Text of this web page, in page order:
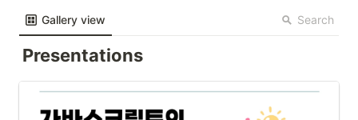
Gallery view Search
Presentations